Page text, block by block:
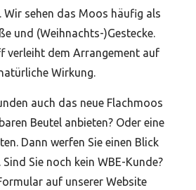
sehen das Moos häufig als
und (Weihnachts-)Gestecke.
verleiht dem Arrangement auf
Wirkung.
auch das neue Flachmoos
Beutel anbieten? Oder eine
Dann werfen Sie einen Blick
Sie noch kein WBE-Kunde?
auf unserer Website